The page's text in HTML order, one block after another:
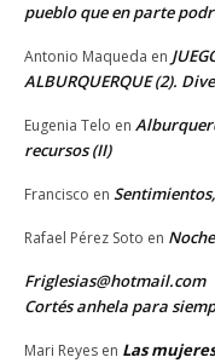
pueblo que en parte
Antonio Maqueda en
ALBURQUERQUE (2).
Eugenia Telo en
recursos (II)
Francisco en
Rafael Pérez Soto en
Friglesias@hotmail.com
Cortés anhela para
Mari Reyes en Las